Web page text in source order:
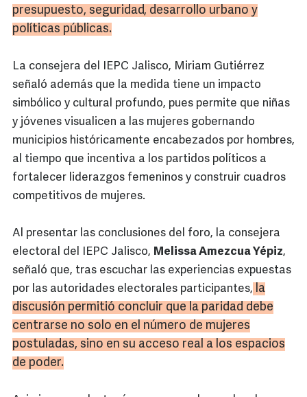
presupuesto, seguridad, desarrollo urbano y
políticas públicas.
La consejera del IEPC Jalisco, Miriam Gutiérrez
señaló además que la medida tiene un impacto
simbólico y cultural profundo, pues permite que niñas
y jóvenes visualicen a las mujeres gobernando
municipios históricamente encabezados por hombres,
al tiempo que incentiva a los partidos políticos a
fortalecer liderazgos femeninos y construir cuadros
competitivos de mujeres.
Al presentar las conclusiones del foro, la consejera
electoral del IEPC Jalisco, Melissa Amezcua Yépiz,
señaló que, tras escuchar las experiencias expuestas
por las autoridades electorales participantes, la
discusión permitió concluir que la paridad debe
centrarse no solo en el número de mujeres
postuladas, sino en su acceso real a los espacios
de poder.